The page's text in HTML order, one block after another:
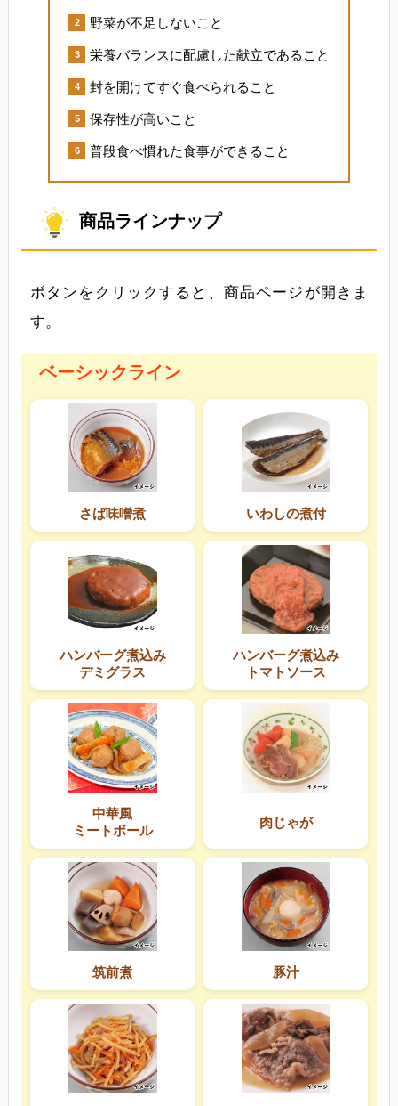
野菜が不足しないこと
栄養バランスに配慮した献立であること
封を開けてすぐ食べられること
保存性が高いこと
普段食べ慣れた食事ができること
商品ラインナップ
ボタンをクリックすると、商品ページが開きま
す。
ベーシックライン
さば味噌煮 いわしの煮付
ハンバーグ煮込み
デミグラス
ハンバーグ煮込み
トマトソース
中華風
ミートボール
肉じゃが
筑前煮 豚汁